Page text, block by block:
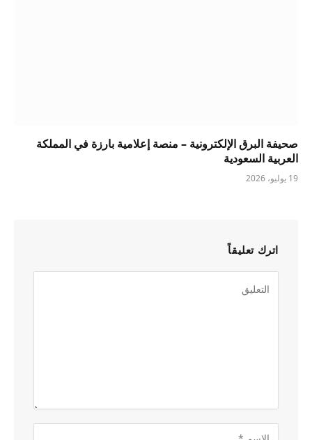
صحيفة البرق الإلكترونية – منصة إعلامية بارزة في المملكة
العربية السعودية
19 يوليو، 2026
اترك تعليقاً